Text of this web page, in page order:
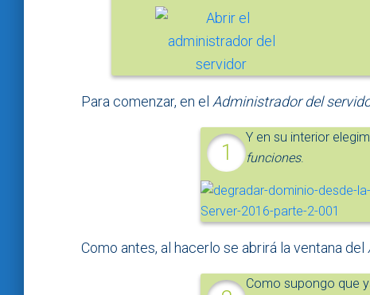
Para comenzar, en el Administrador del
Y en su interior
funciones.
Como antes, al hacerlo se abrirá la ventana del
Como supongo que